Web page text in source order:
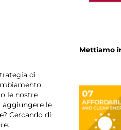
di
le nostre
aggiungere le
Cercando di
Mettiamo